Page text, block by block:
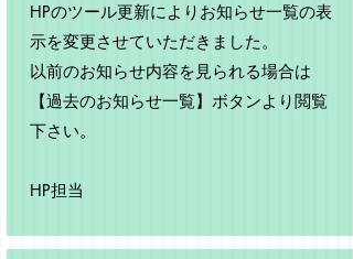
HPのツール更新によりお知らせ一覧の表
示を変更させていただきました。
​以前のお知らせ内容を見られる場合は
【過去のお知らせ一覧】ボタンより閲覧
下さい。
​HP担当